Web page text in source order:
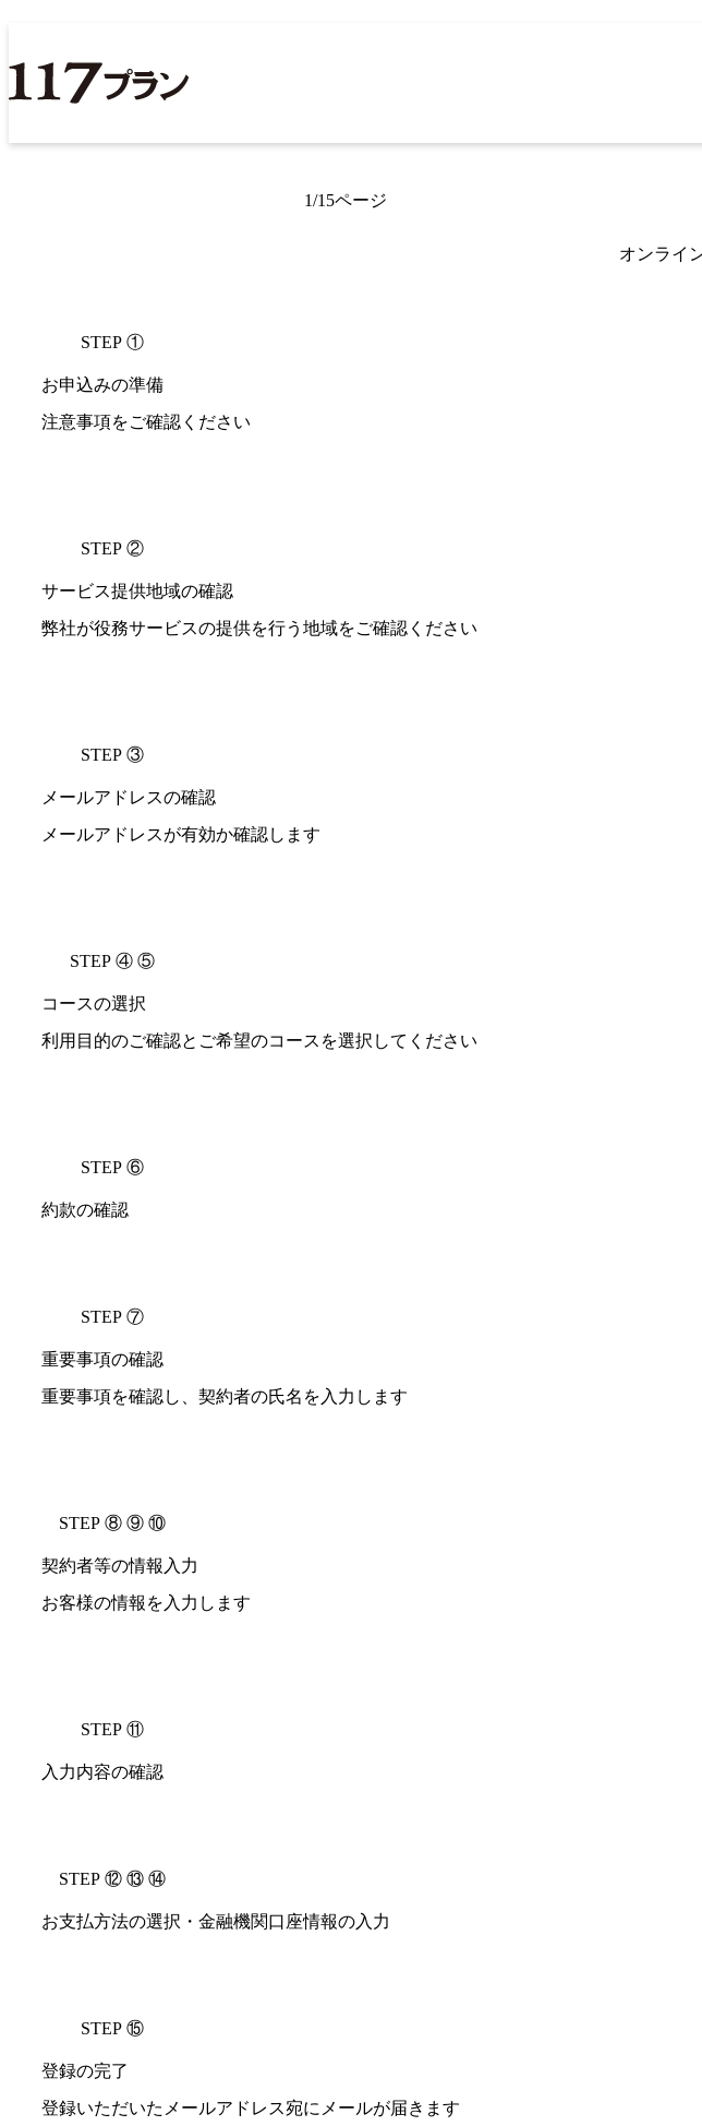
1/15ページ
オンライ
STEP ①
お申込みの準備
注意事項をご確認ください
STEP ②
サービス提供地域の確認
弊社が役務サービスの提供を行う地域をご確認ください
STEP ③
メールアドレスの確認
メールアドレスが有効か確認します
STEP ④ ⑤
コースの選択
利用目的のご確認とご希望のコースを選択してください
STEP ⑥
約款の確認
STEP ⑦
重要事項の確認
重要事項を確認し、契約者の氏名を入力します
STEP ⑧ ⑨ ⑩
契約者等の情報入力
お客様の情報を入力します
STEP ⑪
入力内容の確認
STEP ⑫ ⑬ ⑭
お支払方法の選択・金融機関口座情報の入力
STEP ⑮
登録の完了
登録いただいたメールアドレス宛にメールが届きます